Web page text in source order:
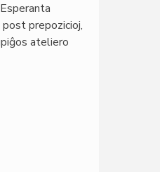
prepozicioj,
ateliero